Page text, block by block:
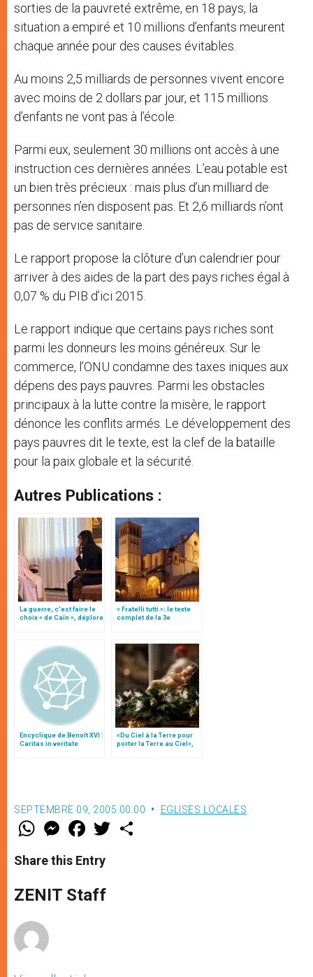
sorties de la pauvreté extrême, en 18 pays, la
situation a empiré et 10 millions d’enfants meurent
chaque année pour des causes évitables.
Au moins 2,5 milliards de personnes vivent encore
avec moins de 2 dollars par jour, et 115 millions
d’enfants ne vont pas à l’école.
Parmi eux, seulement 30 millions ont accès à une
instruction ces dernières années. L’eau potable est
un bien très précieux : mais plus d’un milliard de
personnes n’en disposent pas. Et 2,6 milliards n’ont
pas de service sanitaire.
Le rapport propose la clôture d’un calendrier pour
arriver à des aides de la part des pays riches égal à
0,07 % du PIB d’ici 2015.
Le rapport indique que certains pays riches sont
parmi les donneurs les moins généreux. Sur le
commerce, l’ONU condamne des taxes iniques aux
dépens des pays pauvres. Parmi les obstacles
principaux à la lutte contre la misère, le rapport
dénonce les conflits armés. Le développement des
pays pauvres dit le texte, est la clef de la bataille
pour la paix globale et la sécurité.
Autres Publications :
La guerre, c’est faire le
choix « de Caïn », déplore
« Fratelli tutti »: le texte
complet de la 3e
Encyclique de Benoît XVI :
Caritas in veritate
«Du Ciel à la Terre pour
porter la Terre au Ciel»,
SEPTEMBRE 09, 2005 00:00 EGLISES LOCALES
W
t
s
p
p
M
e
s
e
g
e
F
a
e
b
o
k
w
Share this Entry
ZENIT Staff